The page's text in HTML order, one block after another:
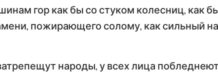
Притчи
Песни Песней
Иезекииль
Первое послание к
Фессалоникийцам
гор как бы со стуком колесниц, как
пожирающего солому, как сильный
народы, у всех лица